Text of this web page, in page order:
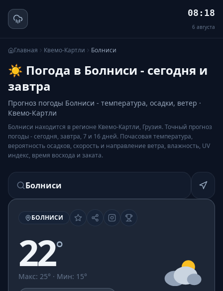
08:18
6 августа
Главная Квемо-Картли Болниси
☀️ Погода в Болниси - сегодня и
завтра
Прогноз погоды Болниси - температура, осадки, ветер ·
Квемо-Картли
Болниси находится в регионе Квемо-Картли, Грузия. Точный прогноз
погоды - сегодня, завтра, 7 и 16 дней. Почасовая температура,
вероятность осадков, скорость и направление ветра, влажность, UV
индекс, время восхода и заката.
Болниси
БОЛНИСИ
22°
Макс: 25° · Мин: 15°